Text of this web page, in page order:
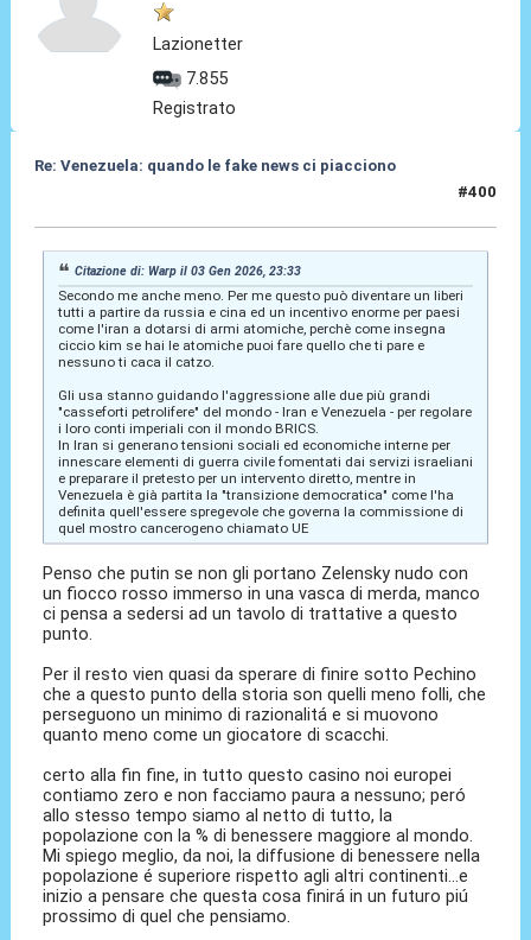
Lazionetter
7.855
Registrato
Re: Venezuela: quando le fake news ci piacciono
#400
Citazione di: Warp il 03 Gen 2026, 23:33
Secondo me anche meno. Per me questo può diventare un liberi
tutti a partire da russia e cina ed un incentivo enorme per paesi
come l'iran a dotarsi di armi atomiche, perchè come insegna
ciccio kim se hai le atomiche puoi fare quello che ti pare e
nessuno ti caca il catzo.
Gli usa stanno guidando l'aggressione alle due più grandi
"casseforti petrolifere" del mondo - Iran e Venezuela - per regolare
i loro conti imperiali con il mondo BRICS.
In Iran si generano tensioni sociali ed economiche interne per
innescare elementi di guerra civile fomentati dai servizi israeliani
e preparare il pretesto per un intervento diretto, mentre in
Venezuela è già partita la "transizione democratica" come l'ha
definita quell'essere spregevole che governa la commissione di
quel mostro cancerogeno chiamato UE
Penso che putin se non gli portano Zelensky nudo con
un fiocco rosso immerso in una vasca di merda, manco
ci pensa a sedersi ad un tavolo di trattative a questo
punto.
Per il resto vien quasi da sperare di finire sotto Pechino
che a questo punto della storia son quelli meno folli, che
perseguono un minimo di razionalitá e si muovono
quanto meno come un giocatore di scacchi.
certo alla fin fine, in tutto questo casino noi europei
contiamo zero e non facciamo paura a nessuno; peró
allo stesso tempo siamo al netto di tutto, la
popolazione con la % di benessere maggiore al mondo.
Mi spiego meglio, da noi, la diffusione di benessere nella
popolazione é superiore rispetto agli altri continenti...e
inizio a pensare che questa cosa finirá in un futuro piú
prossimo di quel che pensiamo.